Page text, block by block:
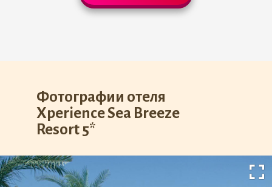
Фотографии отеля
Xperience Sea Breeze
Resort 5*